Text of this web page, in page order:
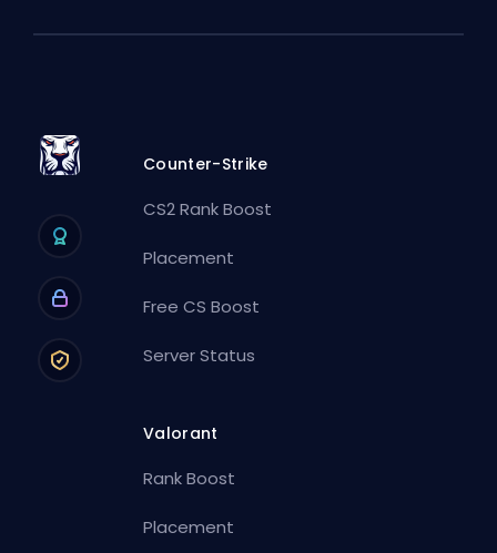
Counter-Strike
CS2 Rank Boost
Placement
Free CS Boost
Server Status
Valorant
Rank Boost
Placement